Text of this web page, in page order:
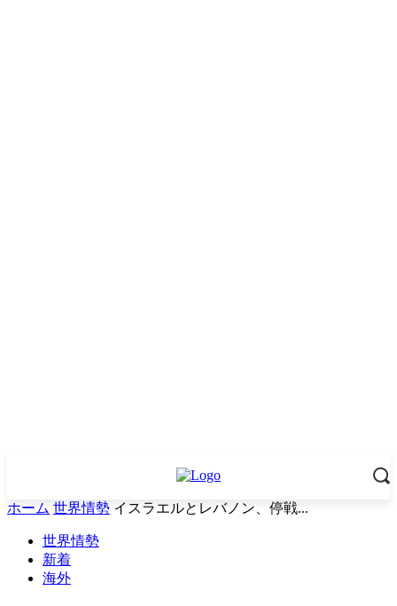
ホーム 世界情勢 イスラエルとレバノン、停戦...
世界情勢
新着
海外